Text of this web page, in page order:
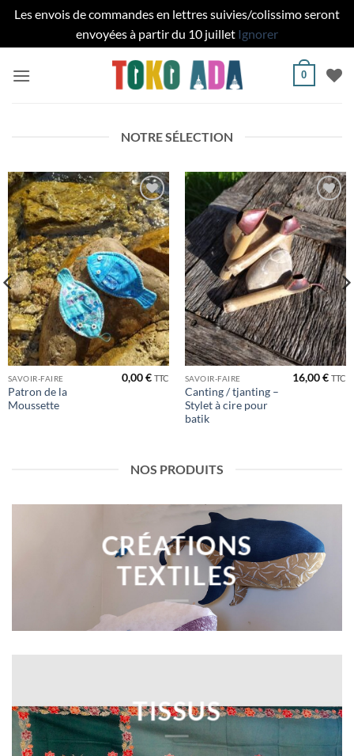
Les envois de commandes en lettres suivies/colissimo seront
envoyées à partir du 10 juillet Ignorer
0
NOTRE SÉLECTION
Ajouter
à la liste
de
souhaits
SAVOIR-FAIRE
Patron de la
Moussette
0,00€ TTC
Ajouter
à la liste
de
souhaits
SAVOIR-FAIRE
Canting / tjanting –
Stylet à cire pour
batik
16,00€ TTC
NOS PRODUITS
CRÉATIONS
TEXTILES
TISSUS